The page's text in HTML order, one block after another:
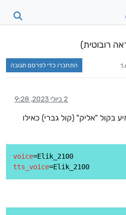
התחברו כדי לפרסם תגובה
2 ביולי 2023, 9:28
"אליק" (קול גברי) כאילו
voice
tts_voice